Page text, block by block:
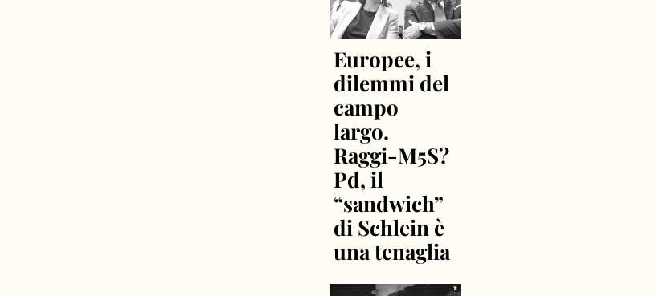
Europee, i
dilemmi del
campo
largo.
Raggi-M5S?
Pd, il
“sandwich”
di Schlein è
una tenaglia